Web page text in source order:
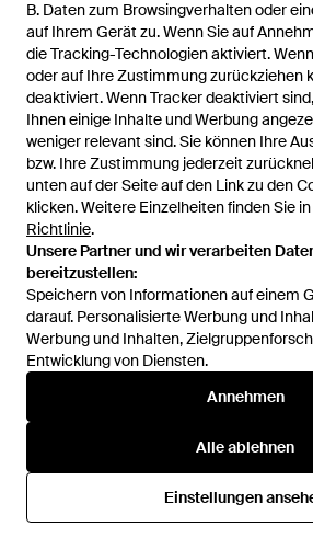
B. Daten zum Browsingverhalten oder
auf Ihrem Gerät zu. Wenn Sie auf
die Tracking-Technologien aktiviert.
oder auf Ihre Zustimmung zurückziehen
deaktiviert. Wenn Tracker deaktiviert
Ihnen einige Inhalte und Werbung
weniger relevant sind. Sie können Ihre
bzw. Ihre Zustimmung jederzeit
unten auf der Seite auf den Link zu den
klicken. Weitere Einzelheiten finden Sie
Richtlinie.
Unsere Partner und wir verarbeiten
bereitzustellen:
Speichern von Informationen auf einem
darauf. Personalisierte Werbung und
Werbung und Inhalten,
Entwicklung von Diensten.
Annehmen
Alle ablehnen
Einstellungen
B. Daten zum Browsingverhalten oder
auf Ihrem Gerät zu. Wenn Sie auf
die Tracking-Technologien aktiviert.
oder auf Ihre Zustimmung zurückziehen
deaktiviert. Wenn Tracker deaktiviert
Ihnen einige Inhalte und Werbung
weniger relevant sind. Sie können Ihre
bzw. Ihre Zustimmung jederzeit
unten auf der Seite auf den Link zu den
klicken. Weitere Einzelheiten finden Sie
Richtlinie.
Unsere Partner und wir verarbeiten
bereitzustellen:
Speichern von Informationen auf einem
darauf. Personalisierte Werbung und
Werbung und Inhalten,
Entwicklung von Diensten.
Annehmen
Alle ablehnen
Einstellungen
Birkenstock
Arizona Big Buckle Pantoletten
- Weiß
Von FARFETCH
Von
167 €
Boston Clogs Mit Schnalle -
Von